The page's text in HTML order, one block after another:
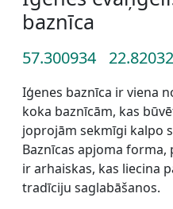
baznīca
57.300934
Iģenes baznīca ir viena
koka baznīcām, kas
joprojām sekmīgi kalpo
Baznīcas apjoma
ir arhaiskas, kas liecina
tradīciju saglabāšanos.